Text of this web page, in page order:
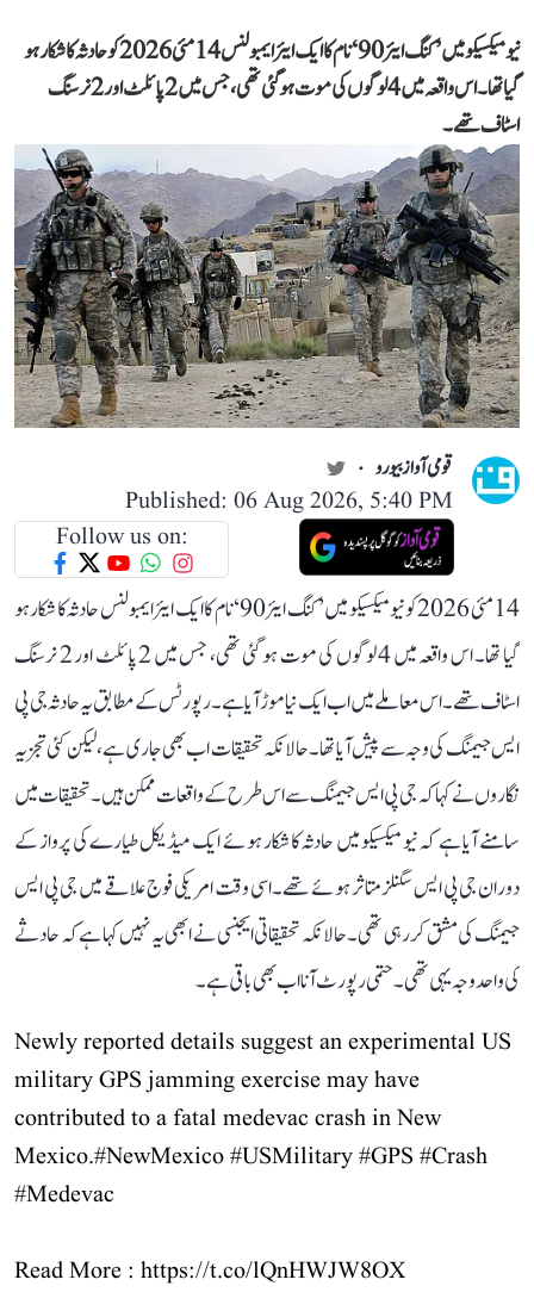
نیو میکسیکو میں ’کنگ ایئر 90‘ نام کا ایک ایئر ایمبولنس 14 مئی 2026 کو حادثہ کا شکار ہو
گیا تھا۔ اس واقعہ میں 4 لوگوں کی موت ہو گئی تھی، جس میں 2 پائلٹ اور 2 نرسنگ
اسٹاف تھے۔
قومی آواز بیورو
Published: 06 Aug 2026, 5:40 PM
Follow us on:
14 مئی 2026 کو نیو میکسیکو میں ’کنگ ایئر 90‘ نام کا ایک ایئر ایمبولنس حادثہ کا شکار ہو
گیا تھا۔ اس واقعہ میں 4 لوگوں کی موت ہو گئی تھی، جس میں 2 پائلٹ اور 2 نرسنگ
اسٹاف تھے۔ اس معاملے میں اب ایک نیا موڑ آیا ہے۔ رپورٹس کے مطابق یہ حادثہ جی پی
ایس جیمنگ کی وجہ سے پیش آیا تھا۔ حالانکہ تحقیقات اب بھی جاری ہے، لیکن کئی تجزیہ
نگاروں نے کہا کہ جی پی ایس جیمنگ سے اس طرح کے واقعات ممکن ہیں۔ تحقیقات میں
سامنے آیا ہے کہ نیو میکسیکو میں حادثہ کا شکار ہوئے ایک میڈیکل طیارے کی پرواز کے
دوران جی پی ایس سگنلز متاثر ہوئے تھے۔ اسی وقت امریکی فوج علاقے میں جی پی ایس
جیمنگ کی مشق کر رہی تھی۔ حالانکہ تحقیقاتی ایجنسی نے ابھی یہ نہیں کہا ہے کہ حادثے
کی واحد وجہ یہی تھی۔ حتمی رپورٹ آنا اب بھی باقی ہے۔
Newly reported details suggest an experimental US
military GPS jamming exercise may have
contributed to a fatal medevac crash in New
Mexico.#NewMexico#USMilitary#GPS #Crash
#Medevac
Read More : https://t.co/lQnHWJW8OX